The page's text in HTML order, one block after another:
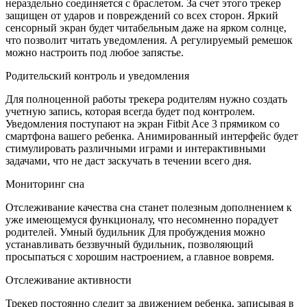
нераздельно соединяется с браслетом. За счет этого трекер
защищен от ударов и повреждений со всех сторон. Яркий
сенсорный экран будет читабельным даже на ярком солнце,
что позволит читать уведомления. А регулируемый ремешок
можно настроить под любое запястье.
Родительский контроль и уведомления
Для полноценной работы трекера родителям нужно создать
учетную запись, которая всегда будет под контролем.
Уведомления поступают на экран Fitbit Ace 3 прямиком со
смартфона вашего ребенка. Анимированный интерфейс будет
стимулировать различными играми и интерактивными
задачами, что не даст заскучать в течении всего дня.
Мониторинг сна
Отслеживание качества сна станет полезным дополнением к
уже имеющемуся функционалу, что несомненно порадует
родителей. Умный будильник Для пробуждения можно
устанавливать беззвучный будильник, позволяющий
просыпаться с хорошим настроением, а главное вовремя.
Отслеживание активности
Трекер постоянно следит за движением ребенка, записывая в